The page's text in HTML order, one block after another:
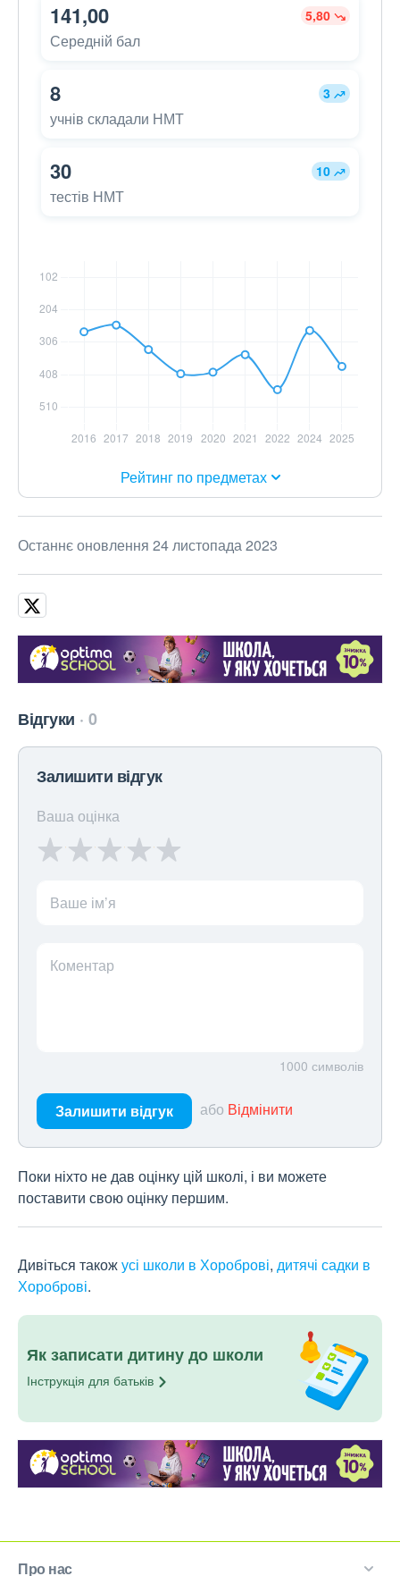
141,00 5,80
Середній бал
8 3
учнів складали НМТ
30 10
тестів НМТ
Рейтинг по предметах
Останнє оновлення 24 листопада 2023
Відгуки 0
Залишити відгук
Ваша оцінка
Ваше ім’я
Коментар
1000 символів
Залишити відгук або Відмінити
Поки ніхто не дав оцінку цій школі, і ви можете
поставити свою оцінку першим.
Дивіться такожусі школи в Хороброві, дитячі садки в
Хороброві.
Як записати дитину до школи
Інструкція для батьків
Про нас